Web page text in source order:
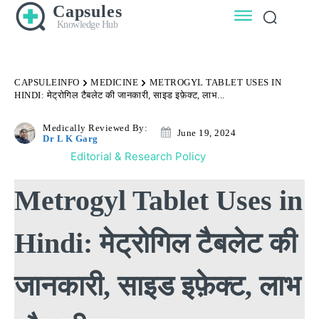
Capsules
Knowledge Hub
CAPSULEINFO MEDICINE
METROGYL TABLET USES IN
HINDI: मेट्रोगिल टैबलेट की जानकारी, साइड इफ़ेक्ट, लाभ...
Medically Reviewed By:
Dr L K Garg
June 19, 2024
Editorial & Research Policy
Metrogyl Tablet Uses in
Hindi: मेट्रोगिल टैबलेट की
जानकारी, साइड इफ़ेक्ट, लाभ